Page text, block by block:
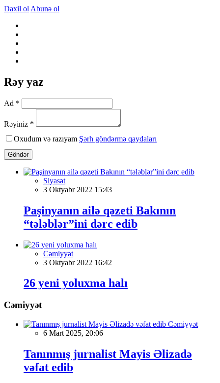
Daxil ol Abunə ol
Rəy yaz
Ad *
Rəyiniz *
Oxudum və razıyam Şərh göndərmə qaydaları
Göndər
Siyasət
3 Oktyabr 2022 15:43
Paşinyanın ailə qəzeti Bakının
“tələblər”ini dərc edib
Cəmiyyət
3 Oktyabr 2022 16:42
26 yeni yoluxma halı
Cəmiyyət
Cəmiyyət
6 Mart 2025, 20:06
Tanınmış jurnalist Mayis Əlizadə
vəfat edib